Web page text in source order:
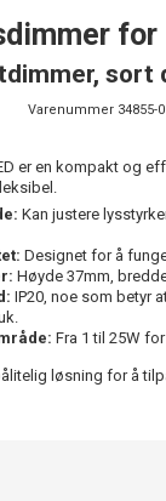
for
sort
Varenummer 34855-0
er en kompakt og
Kan justere
Designet for å
Høyde 37mm,
IP20, noe som betyr
Fra 1 til 25W
løsning for å